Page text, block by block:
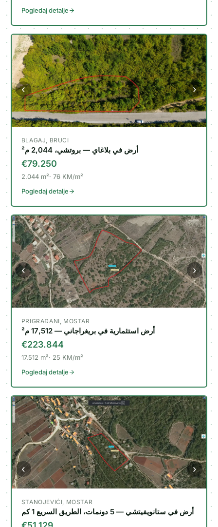
Pogledaj detalje
‹ ›
BLAGAJ, BRUCI
أرض في بلاغاي — بروتشي، 2,044 م²
€79.250
2.044 m² 76KM/m²
Pogledaj detalje
‹ ›
PRIGRAĐANI, MOSTAR
أرض استثمارية في بريغراجاني — 17,512 م²
€223.844
17.512 m² 25 KM/m²
Pogledaj detalje
‹ ›
STANOJEVIĆI, MOSTAR
أرض في ستانويفيتشي — 5 دونمات، الطريق السريع 1 كم